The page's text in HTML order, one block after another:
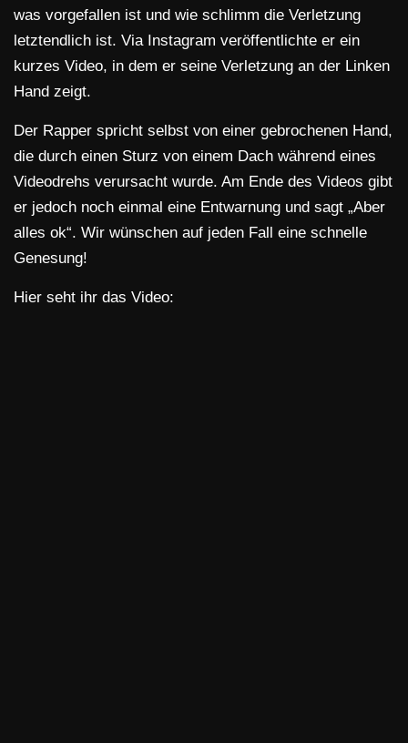
was vorgefallen ist und wie schlimm die Verletzung
letztendlich ist. Via Instagram veröffentlichte er ein
kurzes Video, in dem er seine Verletzung an der Linken
Hand zeigt.
Der Rapper spricht selbst von einer gebrochenen Hand,
die durch einen Sturz von einem Dach während eines
Videodrehs verursacht wurde. Am Ende des Videos gibt
er jedoch noch einmal eine Entwarnung und sagt „Aber
alles ok“. Wir wünschen auf jeden Fall eine schnelle
Genesung!
Hier seht ihr das Video: